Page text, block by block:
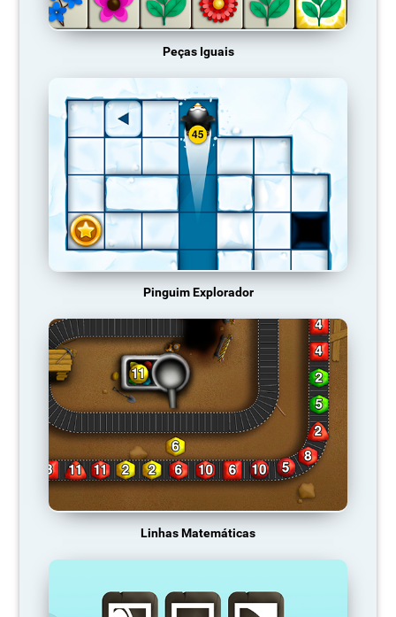
Peças Iguais
Pinguim Explorador
Linhas Matemáticas